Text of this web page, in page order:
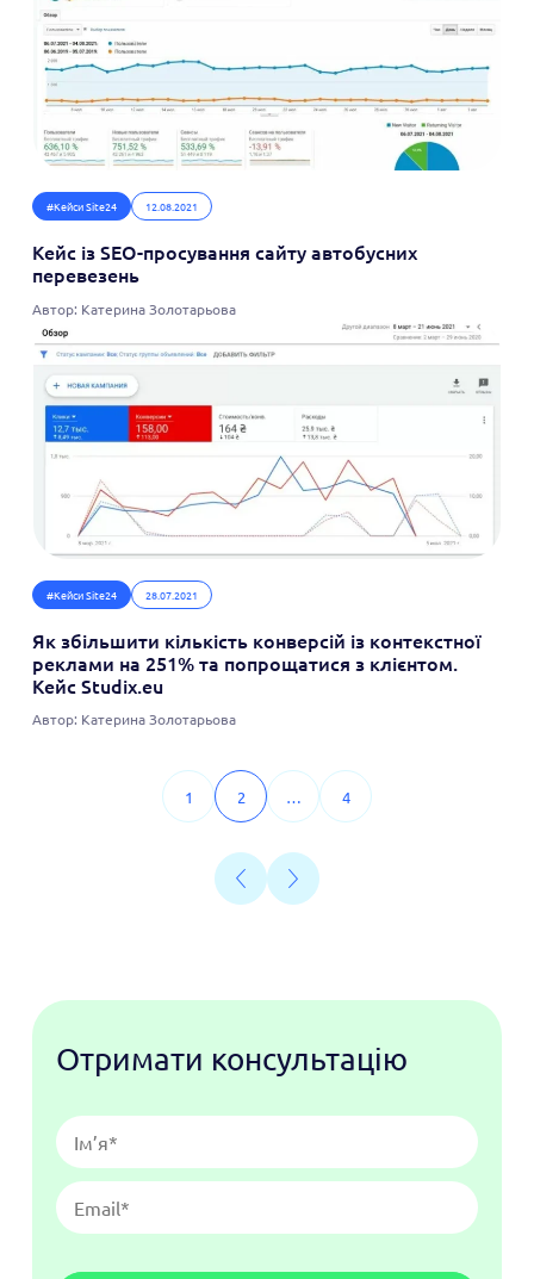
#Кейси Site24 12.08.2021
Кейс із SEO-просування сайту автобусних
перевезень
Автор: Катерина Золотарьова
#Кейси Site24 28.07.2021
Як збільшити кількість конверсій із контекстної
реклами на 251% та попрощатися з клієнтом.
Кейс Studix.eu
Автор: Катерина Золотарьова
1 2 … 4
Отримати консультацію